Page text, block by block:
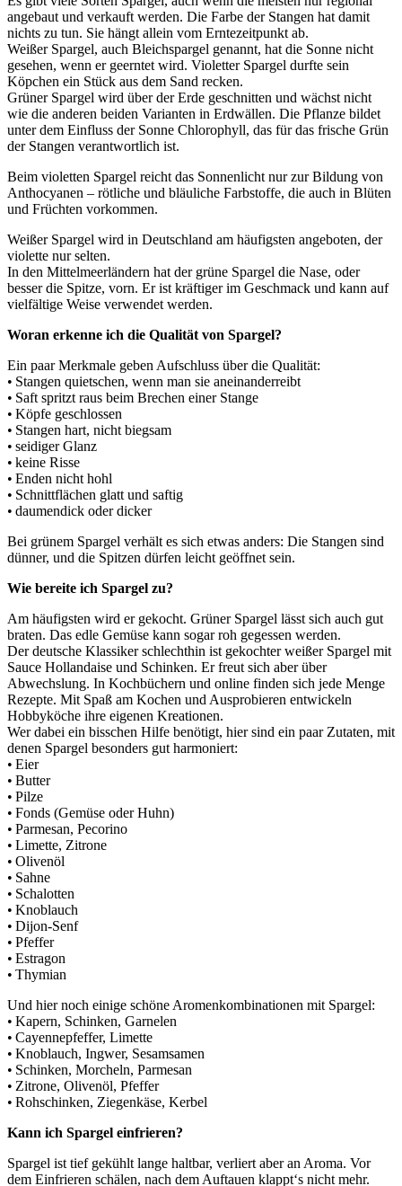
angebaut und verkauft werden. Die Farbe der Stangen hat damit
nichts zu tun. Sie hängt allein vom Erntezeitpunkt ab.
Weißer Spargel, auch Bleichspargel genannt, hat die Sonne nicht
gesehen, wenn er geerntet wird. Violetter Spargel durfte sein
Köpchen ein Stück aus dem Sand recken.
Grüner Spargel wird über der Erde geschnitten und wächst nicht
wie die anderen beiden Varianten in Erdwällen. Die Pflanze bildet
unter dem Einfluss der Sonne Chlorophyll, das für das frische Grün
der Stangen verantwortlich ist.
Beim violetten Spargel reicht das Sonnenlicht nur zur Bildung von
Anthocyanen – rötliche und bläuliche Farbstoffe, die auch in Blüten
und Früchten vorkommen.
Weißer Spargel wird in Deutschland am häufigsten angeboten, der
violette nur selten.
In den Mittelmeerländern hat der grüne Spargel die Nase, oder
besser die Spitze, vorn. Er ist kräftiger im Geschmack und kann auf
vielfältige Weise verwendet werden.
Woran erkenne ich die Qualität von Spargel?
Ein paar Merkmale geben Aufschluss über die Qualität:
• Stangen quietschen, wenn man sie aneinanderreibt
• Saft spritzt raus beim Brechen einer Stange
• Köpfe geschlossen
• Stangen hart, nicht biegsam
• seidiger Glanz
• keine Risse
• Enden nicht hohl
• Schnittflächen glatt und saftig
• daumendick oder dicker
Bei grünem Spargel verhält es sich etwas anders: Die Stangen sind
dünner, und die Spitzen dürfen leicht geöffnet sein.
Wie bereite ich Spargel zu?
Am häufigsten wird er gekocht. Grüner Spargel lässt sich auch gut
braten. Das edle Gemüse kann sogar roh gegessen werden.
Der deutsche Klassiker schlechthin ist gekochter weißer Spargel mit
Sauce Hollandaise und Schinken. Er freut sich aber über
Abwechslung. In Kochbüchern und online finden sich jede Menge
Rezepte. Mit Spaß am Kochen und Ausprobieren entwickeln
Hobbyköche ihre eigenen Kreationen.
Wer dabei ein bisschen Hilfe benötigt, hier sind ein paar Zutaten, mit
denen Spargel besonders gut harmoniert:
• Eier
• Butter
• Pilze
• Fonds (Gemüse oder Huhn)
• Parmesan, Pecorino
• Limette, Zitrone
• Olivenöl
• Sahne
• Schalotten
• Knoblauch
• Dijon-Senf
• Pfeffer
• Estragon
• Thymian
Und hier noch einige schöne Aromenkombinationen mit Spargel:
• Kapern, Schinken, Garnelen
• Cayennepfeffer, Limette
• Knoblauch, Ingwer, Sesamsamen
• Schinken, Morcheln, Parmesan
• Zitrone, Olivenöl, Pfeffer
• Rohschinken, Ziegenkäse, Kerbel
Kann ich Spargel einfrieren?
Spargel ist tief gekühlt lange haltbar, verliert aber an Aroma. Vor
dem Einfrieren schälen, nach dem Auftauen klappt‘s nicht mehr.